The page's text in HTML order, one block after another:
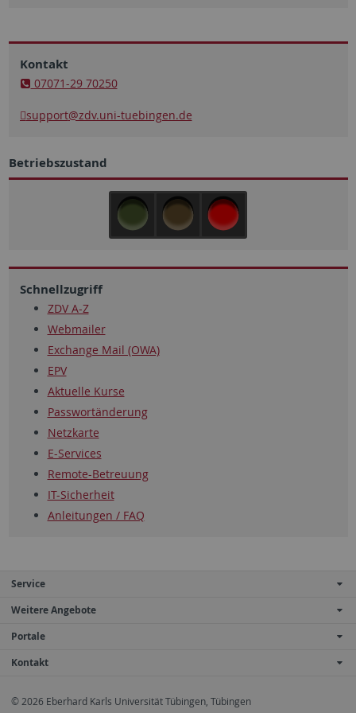
Kontakt
07071-29 70250
support@zdv.uni-tuebingen.de
Betriebszustand
Schnellzugriff
ZDV A-Z
Webmailer
Exchange Mail (OWA)
EPV
Aktuelle Kurse
Passwortänderung
Netzkarte
E-Services
Remote-Betreuung
IT-Sicherheit
Anleitungen / FAQ
Service
Weitere Angebote
Portale
Kontakt
© 2026 Eberhard Karls Universität Tübingen, Tübingen